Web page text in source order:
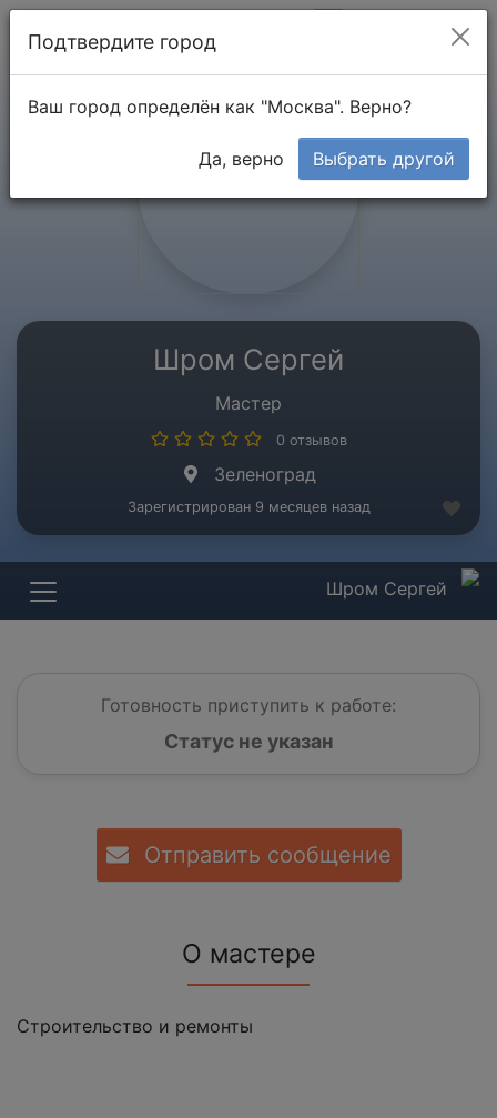
Шром Сергей
Мастер
0 отзывов
Зеленоград
Зарегистрирован 9 месяцев назад
Шром Сергей
Готовность приступить к работе:
Статус не указан
Отправить сообщение
О мастере
Строительство и ремонты
Подтвердите город
Ваш город определён как "Москва". Верно?
Да, верно Выбрать другой